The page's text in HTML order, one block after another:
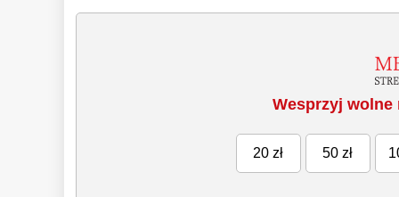
Wesprzyj wolne
20 zł 50 zł